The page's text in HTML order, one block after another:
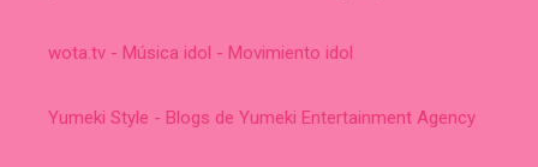
wota.tv - Música idol - Movimiento idol
Yumeki Style - Blogs de Yumeki Entertainment Agency